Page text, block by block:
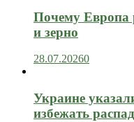
Почему Европа
и зерно
28.07.20260
Украине
избежать